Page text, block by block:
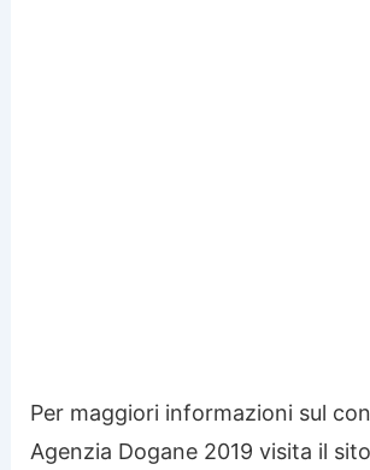
Per maggiori informazioni sul
Agenzia Dogane 2019 visita il